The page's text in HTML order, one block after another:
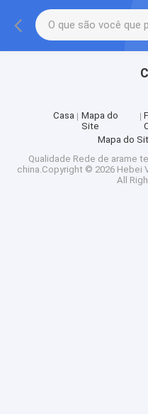
Casa
Mapa do
Site
Mapa do
Qualidade Rede de arame
china.Copyright © 2026 Hebei
All